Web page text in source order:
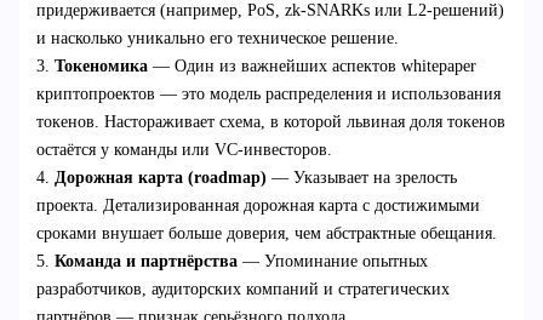
придерживается (например, PoS, zk-SNARKs или L2-решений)
и насколько уникально его техническое решение.
3. Токеномика— Один из важнейших аспектов whitepaper
криптопроектов — это модель распределения и использования
токенов. Настораживает схема, в которой львиная доля токенов
остаётся у команды или VC-инвесторов.
4. Дорожная карта (roadmap) — Указывает на зрелость
проекта. Детализированная дорожная карта с достижимыми
сроками внушает больше доверия, чем абстрактные обещания.
5. Команда и партнёрства— Упоминание опытных
разработчиков, аудиторских компаний и стратегических